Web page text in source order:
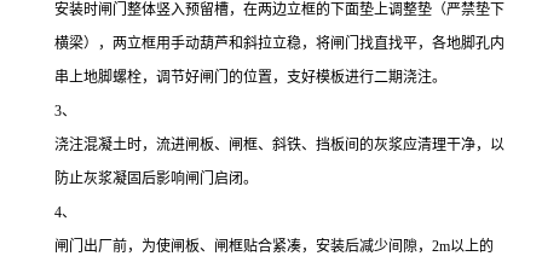
安装时闸门整体竖入预留槽，在两边立框的下面垫上调整垫（严禁垫下
横梁），两立框用手动葫芦和斜拉立稳，将闸门找直找平，各地脚孔内
串上地脚螺栓，调节好闸门的位置，支好模板进行二期浇注。
3、
浇注混凝土时，流进闸板、闸框、斜铁、挡板间的灰浆应清理干净，以
防止灰浆凝固后影响闸门启闭。
4、
闸门出厂前，为使闸板、闸框贴合紧凑，安装后减少间隙，2m以上的